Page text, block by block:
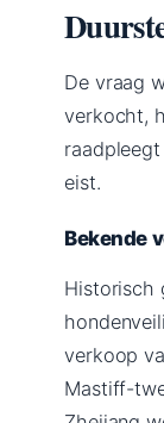
De vraag
verkocht,
eist.
Bekende
Historisch
verkoop
Mastiff-